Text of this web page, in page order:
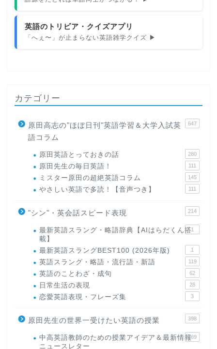
英語のトリビア・クイズアプリ
「へぇ〜」が止まらない英語雑学クイズ ▶
カテゴリー
原田高志の"ほぼ日刊"英語学習＆大学入試英
語コラム
647
原田英語とっておきの話 280
原田先生の毎日英語！ 111
ミスター原田の超絶英語コラム 145
やさしい英語で多読！【音声つき】 111
"シン"・英会話スピード表現 214
最新英語スラング・略語辞典【AIはらだくん搭
載】
1
最新英語スラングBEST100 (2026年版) 1
英語スラング・略語・流行語・新語 119
英語のことわざ・成句 62
日常生活の表現 28
恋愛英語表現・フレーズ集 3
原田先生の世界一受けたい英語の授業 398
中高英語教師のための授業アイデア＆最新情報
ニュースレター
169